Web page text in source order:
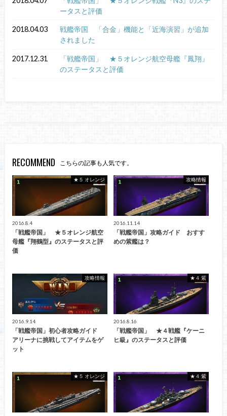
ータスと評価
2018.04.03
戦艦帝国 「合金」機能と「近海演習」が追加
されました
2017.12.31
「戦艦帝国」 ★５オレンジ航空母艦『鳳翔』
のステータスと評価
RECOMMEND こちらの記事も人気です。
★５ オレンジ
2016.8.4
「戦艦帝国」 ★５オレンジ航空
母艦『翔鶴型』のステータスと評
価
攻略情報
2016.11.14
「戦艦帝国」攻略ガイド おすす
めの紫艦は？
攻略情報
2016.9.14
「戦艦帝国」初心者攻略ガイド
アリーナに挑戦してアイテムをゲ
ット
★４ 紫
2016.8.16
「戦艦帝国」 ★４戦艦『ケーニ
ヒ級』のステータスと評価
★５ オレンジ ★４ 紫